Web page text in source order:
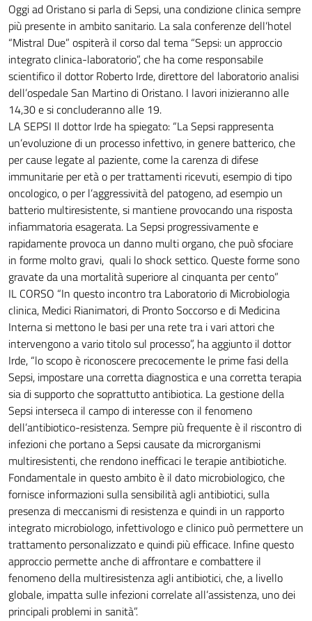
Oggi ad Oristano si parla di Sepsi, una condizione clinica sempre
più presente in ambito sanitario. La sala conferenze dell’hotel
“Mistral Due” ospiterà il corso dal tema “Sepsi: un approccio
integrato clinica-laboratorio”, che ha come responsabile
scientifico il dottor Roberto Irde, direttore del laboratorio analisi
dell’ospedale San Martino di Oristano. I lavori inizieranno alle
14,30 e si concluderanno alle 19.
LA SEPSI Il dottor Irde ha spiegato: “La Sepsi rappresenta
un’evoluzione di un processo infettivo, in genere batterico, che
per cause legate al paziente, come la carenza di difese
immunitarie per età o per trattamenti ricevuti, esempio di tipo
oncologico, o per l’aggressività del patogeno, ad esempio un
batterio multiresistente, si mantiene provocando una risposta
infiammatoria esagerata. La Sepsi progressivamente e
rapidamente provoca un danno multi organo, che può sfociare
in forme molto gravi, quali lo shock settico. Queste forme sono
gravate da una mortalità superiore al cinquanta per cento”
IL CORSO “In questo incontro tra Laboratorio di Microbiologia
clinica, Medici Rianimatori, di Pronto Soccorso e di Medicina
Interna si mettono le basi per una rete tra i vari attori che
intervengono a vario titolo sul processo”, ha aggiunto il dottor
Irde, “lo scopo è riconoscere precocemente le prime fasi della
Sepsi, impostare una corretta diagnostica e una corretta terapia
sia di supporto che soprattutto antibiotica. La gestione della
Sepsi interseca il campo di interesse con il fenomeno
dell’antibiotico-resistenza. Sempre più frequente è il riscontro di
infezioni che portano a Sepsi causate da microrganismi
multiresistenti, che rendono inefficaci le terapie antibiotiche.
Fondamentale in questo ambito è il dato microbiologico, che
fornisce informazioni sulla sensibilità agli antibiotici, sulla
presenza di meccanismi di resistenza e quindi in un rapporto
integrato microbiologo, infettivologo e clinico può permettere un
trattamento personalizzato e quindi più efficace. Infine questo
approccio permette anche di affrontare e combattere il
fenomeno della multiresistenza agli antibiotici, che, a livello
globale, impatta sulle infezioni correlate all’assistenza, uno dei
principali problemi in sanità”.